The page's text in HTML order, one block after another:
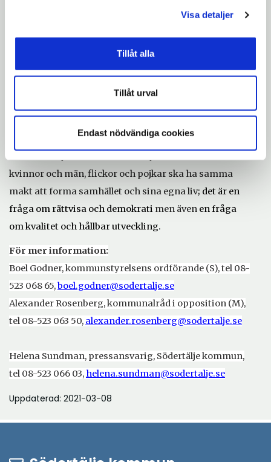
Visa detaljer
Tillåt alla
Tillåt urval
Endast nödvändiga cookies
berättar om hederskultur och uppbrott.
Med avstamp i sina erfarenheter vill hon skänka hopp
till de som idag lever i ett sammanhang där
hederskultur råder.
Läs mer omföredrag och andra evenemang den 8
mars på sodertalje.se
kvinnor och män, flickor och pojkar ska ha samma
makt att forma samhället och sina egna liv; det är en
fråga om rättvisa och demokrati men även en fråga
om kvalitet och hållbar utveckling.
För mer information:
Boel Godner, kommunstyrelsens ordförande (S), tel 08-
523 068 65,boel.godner@sodertalje.se
Alexander Rosenberg, kommunalråd i opposition (M),
tel 08-523 063 50, alexander.rosenberg@sodertalje.se
Helena Sundman, pressansvarig, Södertälje kommun,
tel 08-523 066 03, helena.sundman@sodertalje.se
Uppdaterad: 2021-03-08